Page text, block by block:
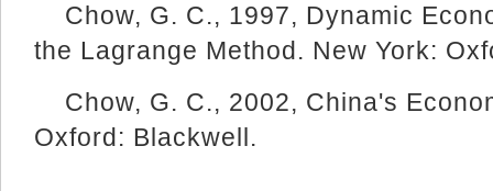
Chow, G. C., 1997, Dynamic
the Lagrange Method. New York:
Chow, G. C., 2002, China's
Oxford: Blackwell.